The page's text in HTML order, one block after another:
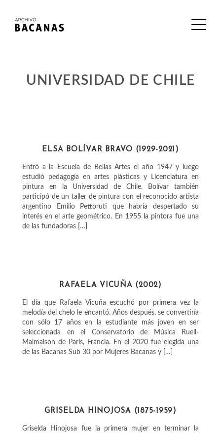
UNIVERSIDAD DE CHILE
ELSA BOLÍVAR BRAVO (1929-2021)
Entró a la Escuela de Bellas Artes el año 1947 y luego
estudió pedagogía en artes plásticas y Licenciatura en
pintura en la Universidad de Chile. Bolívar también
participó de un taller de pintura con el reconocido artista
argentino Emilio Pettoruti que habría despertado su
interés en el arte geométrico. En 1955 la pintora fue una
de las fundadoras […]
RAFAELA VICUÑA (2002)
El día que Rafaela Vicuña escuchó por primera vez la
melodía del chelo le encantó. Años después, se convertiría
con sólo 17 años en la estudiante más joven en ser
seleccionada en el Conservatorio de Música Rueil-
Malmaison de París, Francia. En el 2020 fue elegida una
de las Bacanas Sub 30 por Mujeres Bacanas y […]
GRISELDA HINOJOSA (1875-1959)
Griselda Hinojosa fue la primera mujer en terminar la